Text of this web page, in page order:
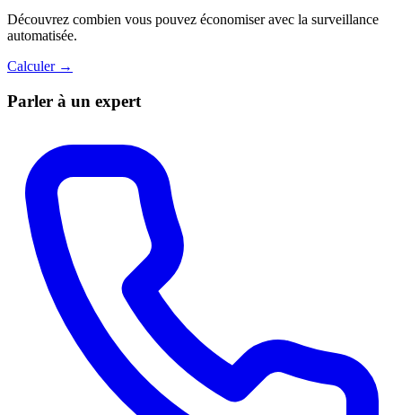
Découvrez combien vous pouvez économiser avec la surveillance
automatisée.
Calculer →
Parler à un expert